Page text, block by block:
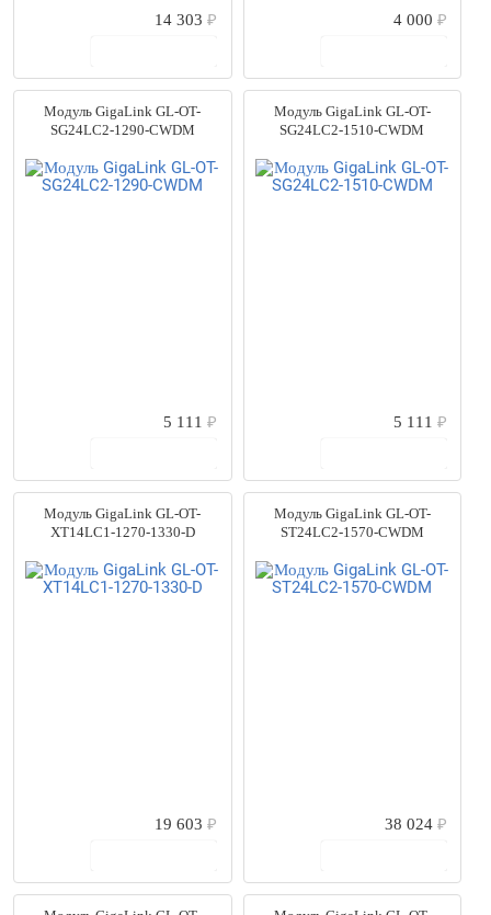
14 303₽ 4 000 ₽
Модуль GigaLink GL-OT-
SG24LC2-1290-CWDM
5 111₽
Модуль GigaLink GL-OT-
SG24LC2-1510-CWDM
5 111 ₽
Модуль GigaLink GL-OT-
XT14LC1-1270-1330-D
19 603₽
Модуль GigaLink GL-OT-
ST24LC2-1570-CWDM
38 024 ₽